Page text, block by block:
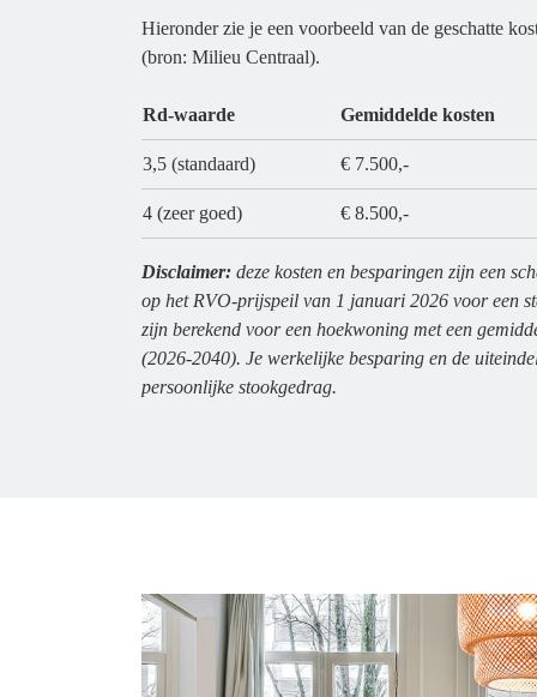
Hieronder zie je een voorbeeld van de geschatte
(bron: Milieu Centraal).
Rd-waarde Gemiddelde kosten
3,5 (standaard) € 7.500,-
4 (zeer goed) € 8.500,-
Disclaimer: deze kosten en besparingen zijn een
op het RVO-prijspeil van 1 januari 2026 voor een
zijn berekend voor een hoekwoning met een
(2026-2040). Je werkelijke besparing en de
persoonlijke stookgedrag.